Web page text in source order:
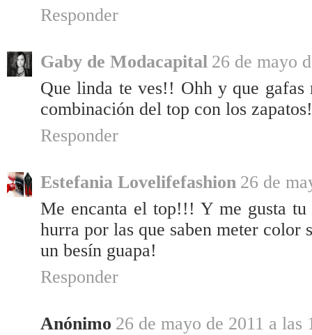
Responder
Gaby de Modacapital 26 de mayo
Que linda te ves!! Ohh y que gafas
combinación del top con los
Responder
Estefania Lovelifefashion 26 de
Me encanta el top!!! Y me gusta
hurra por las que saben meter color
un besín guapa!
Responder
Anónimo 26 de mayo de 2011 a las